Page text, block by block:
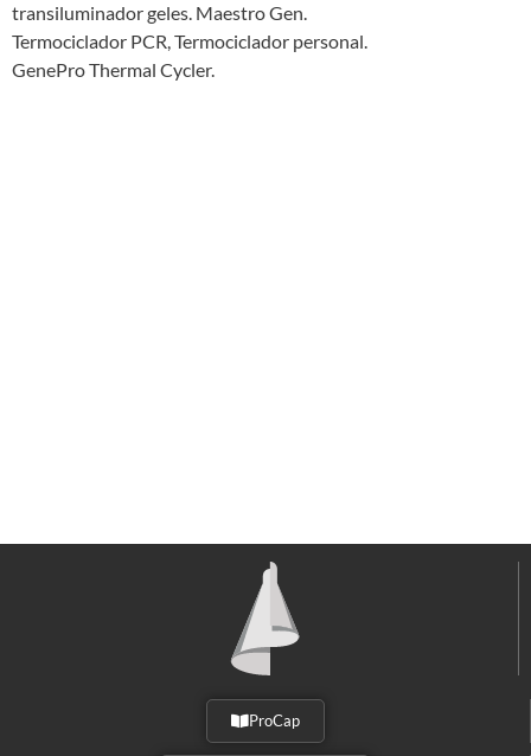
transiluminador geles. Maestro Gen.
Termociclador PCR, Termociclador personal.
GenePro Thermal Cycler.
ProCap